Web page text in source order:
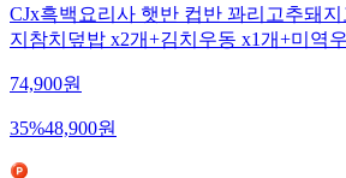
CJx흑백요리사 햇반 컵반 꽈리고추돼
지참치덮밥 x2개+김치우동 x1개+미역
74,900원
35%48,900원